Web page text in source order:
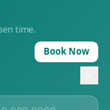
time.
Book Now